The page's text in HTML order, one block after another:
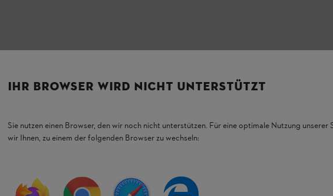
zu unseren STIHL Produkten.
IHR BROWSER WIRD NICHT UNTERSTÜTZT
Sie nutzen einen Browser, den wir noch nicht unterstützen. Für eine optimale Nutzung unserer
wir Ihnen, zu einem der folgenden Browser zu wechseln: